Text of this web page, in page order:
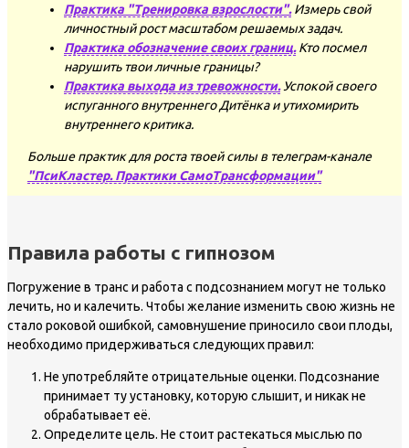
Практика "Тренировка взрослости".Измерь свой
личностный рост масштабом решаемых задач.
Практика обозначение своих границ.Кто посмел
нарушить твои личные границы?
Практика выхода из тревожности.Успокой своего
испуганного внутреннего Дитёнка и утихомирить
внутреннего критика.
Больше практик для роста твоей силы в телеграм-канале
"ПсиКластер. Практики СамоТрансформации"
Правила работы с гипнозом
Погружение в транс и работа с подсознанием могут не только
лечить, но и калечить. Чтобы желание изменить свою жизнь не
стало роковой ошибкой, самовнушение приносило свои плоды,
необходимо придерживаться следующих правил:
Не употребляйте отрицательные оценки. Подсознание
принимает ту установку, которую слышит, и никак не
обрабатывает её.
Определите цель. Не стоит растекаться мыслью по